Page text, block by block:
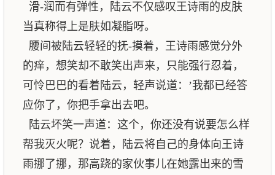
滑-润而有弹性，陆云不仅感叹王诗雨的皮肤
当真称得上是肤如凝脂呀。
腰间被陆云轻轻的抚-摸着，王诗雨感觉分外
的痒，想笑却不敢笑出声来，只能强行忍着，
可怜巴巴的看着陆云，轻声说道：’我都已经答
应你了，你把手拿出去吧。
陆云坏笑一声道：这个，你还没有说要怎么样
帮我灭火呢？说着，陆云将自己的身体向王诗
雨挪了挪，那高跷的家伙事儿在她露出来的雪